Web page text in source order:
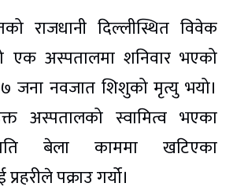
राजधानी दिल्लीस्थित विवेक
एक अस्पतालमा शनिवार भएको
जना नवजात शिशुको मृत्यु भयो।
अस्पतालको स्वामित्व भएका
बेला काममा खटिएका
पक्राउ गर्यो।